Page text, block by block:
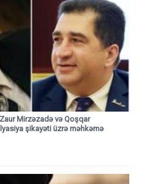
Mirzəzadə və Qoşqar
şikayəti üzrə məhkəmə